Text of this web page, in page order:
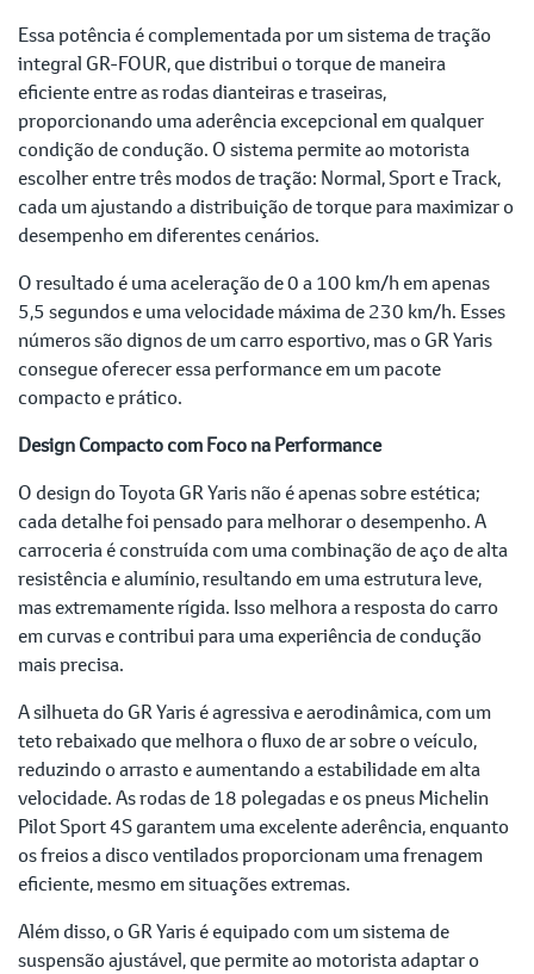
Essa potência é complementada por um sistema de tração
integral GR-FOUR, que distribui o torque de maneira
eficiente entre as rodas dianteiras e traseiras,
proporcionando uma aderência excepcional em qualquer
condição de condução. O sistema permite ao motorista
escolher entre três modos de tração: Normal, Sport e Track,
cada um ajustando a distribuição de torque para maximizar o
desempenho em diferentes cenários.
O resultado é uma aceleração de 0 a 100 km/h em apenas
5,5 segundos e uma velocidade máxima de 230 km/h. Esses
números são dignos de um carro esportivo, mas o GR Yaris
consegue oferecer essa performance em um pacote
compacto e prático.
Design Compacto com Foco na Performance
O design do Toyota GR Yaris não é apenas sobre estética;
cada detalhe foi pensado para melhorar o desempenho. A
carroceria é construída com uma combinação de aço de alta
resistência e alumínio, resultando em uma estrutura leve,
mas extremamente rígida. Isso melhora a resposta do carro
em curvas e contribui para uma experiência de condução
mais precisa.
A silhueta do GR Yaris é agressiva e aerodinâmica, com um
teto rebaixado que melhora o fluxo de ar sobre o veículo,
reduzindo o arrasto e aumentando a estabilidade em alta
velocidade. As rodas de 18 polegadas e os pneus Michelin
Pilot Sport 4S garantem uma excelente aderência, enquanto
os freios a disco ventilados proporcionam uma frenagem
eficiente, mesmo em situações extremas.
Além disso, o GR Yaris é equipado com um sistema de
suspensão ajustável, que permite ao motorista adaptar o